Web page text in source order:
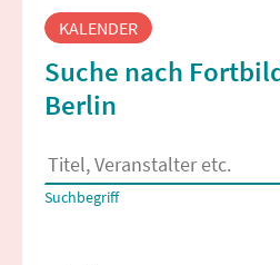
KALENDER
Suche nach
Berlin
Es erscheinen
Suchbegriff